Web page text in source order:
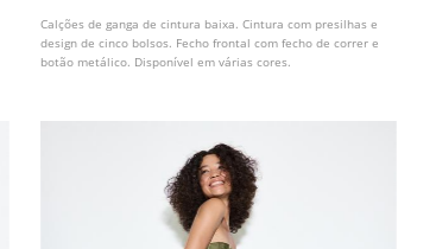
Calções de ganga de cintura baixa. Cintura com presilhas e
design de cinco bolsos. Fecho frontal com fecho de correr e
botão metálico. Disponível em várias cores.